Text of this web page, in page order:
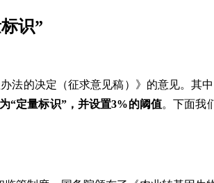
识”
办法的决定（征求意见稿）》的意见。其
“定量标识”，并设置3%的阈值。下面我